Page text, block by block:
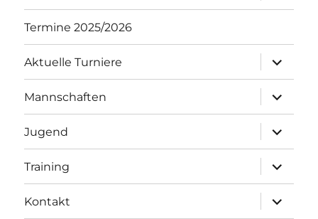
Termine 2025/2026
Aktuelle Turniere
öffnen
Mannschaften
öffnen
Jugend
öffnen
Training
öffnen
Kontakt
öffnen